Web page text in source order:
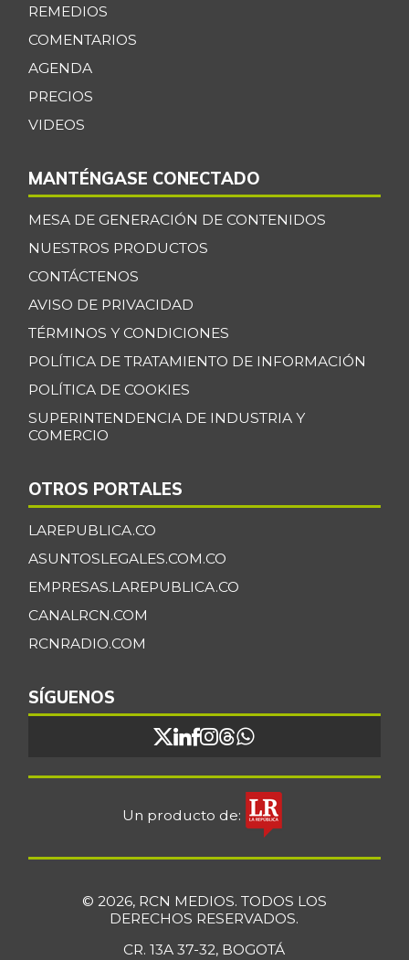
REMEDIOS
COMENTARIOS
AGENDA
PRECIOS
VIDEOS
MANTÉNGASE CONECTADO
MESA DE GENERACIÓN DE CONTENIDOS
NUESTROS PRODUCTOS
CONTÁCTENOS
AVISO DE PRIVACIDAD
TÉRMINOS Y CONDICIONES
POLÍTICA DE TRATAMIENTO DE INFORMACIÓN
POLÍTICA DE COOKIES
SUPERINTENDENCIA DE INDUSTRIA Y
COMERCIO
OTROS PORTALES
LAREPUBLICA.CO
ASUNTOSLEGALES.COM.CO
EMPRESAS.LAREPUBLICA.CO
CANALRCN.COM
RCNRADIO.COM
SÍGUENOS
Un producto de:
© 2026, RCN MEDIOS. TODOS LOS
DERECHOS RESERVADOS.
CR. 13A 37-32, BOGOTÁ